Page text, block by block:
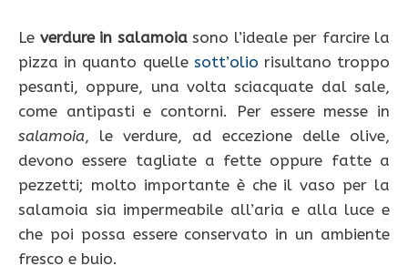
Le verdure in salamoiasono l’ideale per farcire la
pizza in quanto quelle sott’olio risultano troppo
pesanti, oppure, una volta sciacquate dal sale,
come antipasti e contorni. Per essere messe in
salamoia, le verdure, ad eccezione delle olive,
devono essere tagliate a fette oppure fatte a
pezzetti; molto importante è che il vaso per la
salamoia sia impermeabile all’aria e alla luce e
che poi possa essere conservato in un ambiente
fresco e buio.